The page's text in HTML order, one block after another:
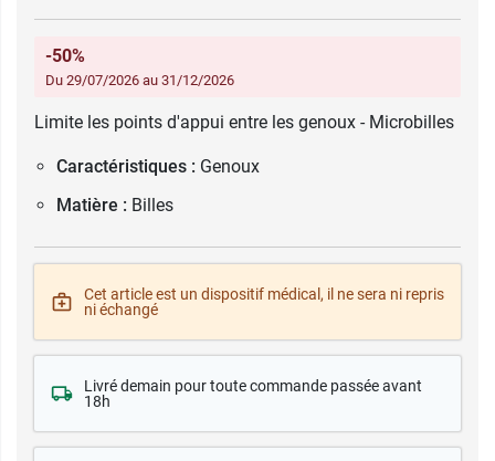
-50%
Du 29/07/2026 au 31/12/2026
Limite les points d'appui entre les genoux - Microbilles
Caractéristiques : Genoux
Matière : Billes
Cet article est un dispositif médical, il ne sera ni repris
ni échangé
Livré demain pour toute commande passée avant
18h